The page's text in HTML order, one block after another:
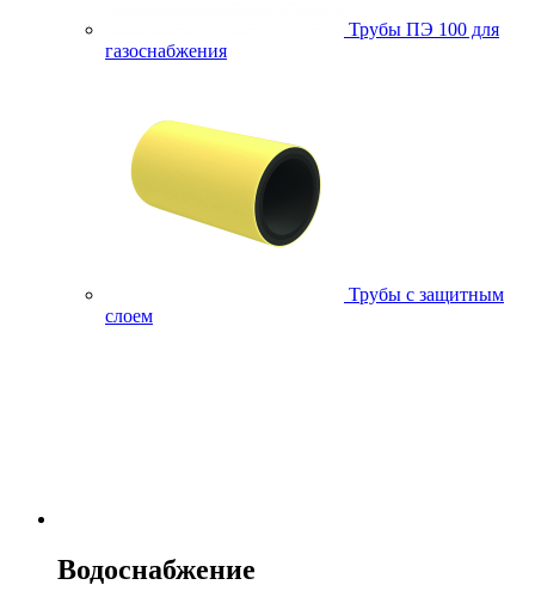
Трубы ПЭ 100 для
газоснабжения
Трубы с защитным
слоем
Водоснабжение